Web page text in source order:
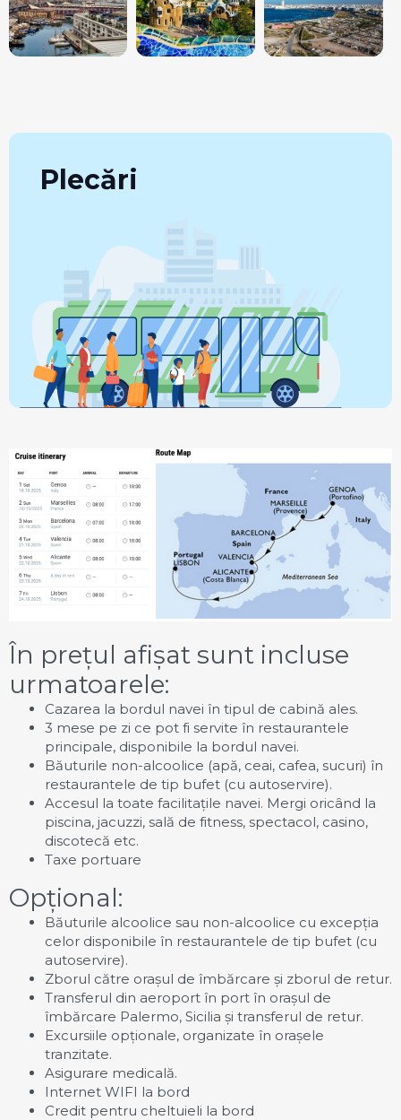
Plecări
În prețul afișat sunt incluse
urmatoarele:
Cazarea la bordul navei în tipul de cabină ales.
3 mese pe zi ce pot fi servite în restaurantele
principale, disponibile la bordul navei.
Băuturile non-alcoolice (apă, ceai, cafea, sucuri) în
restaurantele de tip bufet (cu autoservire).
Accesul la toate facilitațile navei. Mergi oricând la
piscina, jacuzzi, sală de fitness, spectacol, casino,
discotecă etc.
Taxe portuare
Opțional:
Băuturile alcoolice sau non-alcoolice cu excepția
celor disponibile în restaurantele de tip bufet (cu
autoservire).
Zborul către orașul de îmbărcare și zborul de retur.
Transferul din aeroport în port în orașul de
îmbărcare Palermo, Sicilia și transferul de retur.
Excursiile opționale, organizate în orașele
tranzitate.
Asigurare medicală.
Internet WIFI la bord
Credit pentru cheltuieli la bord